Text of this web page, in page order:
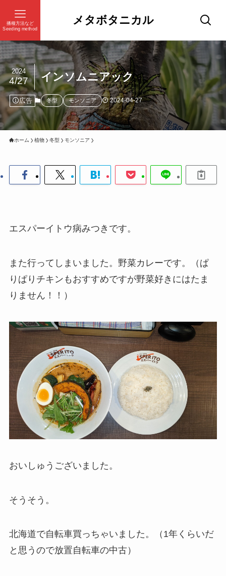
メタボタニカル
播種方法など
Seeding method
インソムニアック
2024
4/27
広告 冬型 モンソニア 2024-04-27
ホーム 植物 冬型 モンソニア
エスパーイトウ病みつきです。
また行ってしまいました。野菜カレーです。（ぱ
りぱりチキンもおすすめですが野菜好きにはたま
りません！！）
おいしゅうございました。
そうそう。
北海道で自転車買っちゃいました。（1年くらいだ
と思うので放置自転車の中古）